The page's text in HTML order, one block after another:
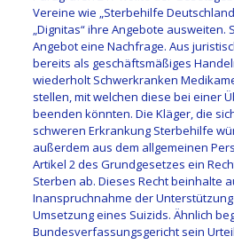
Vereine wie „Sterbehilfe
„Dignitas“ ihre Angebote
Angebot eine Nachfrage. Aus
bereits als geschäftsmäßiges
wiederholt Schwerkranken
stellen, mit welchen diese bei einer
beenden könnten. Die Kläger, die
schweren Erkrankung Sterbehilfe
außerdem aus dem allgemeinen
Artikel 2 des Grundgesetzes ein
Sterben ab. Dieses Recht beinhalte
Inanspruchnahme der
Umsetzung eines Suizids. Ähnlich
Bundesverfassungsgericht sein